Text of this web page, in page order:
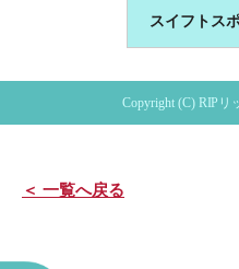
スイフトス
Copyright (C) RIPリ
＜ 一覧へ戻る